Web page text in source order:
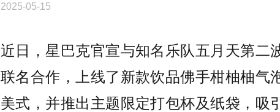
2025-05-15
近日，星巴克官宣与知名乐队五月天第二
联名合作，上线了新款饮品佛手柑柚柚气
美式，并推出主题限定打包杯及纸袋，吸引